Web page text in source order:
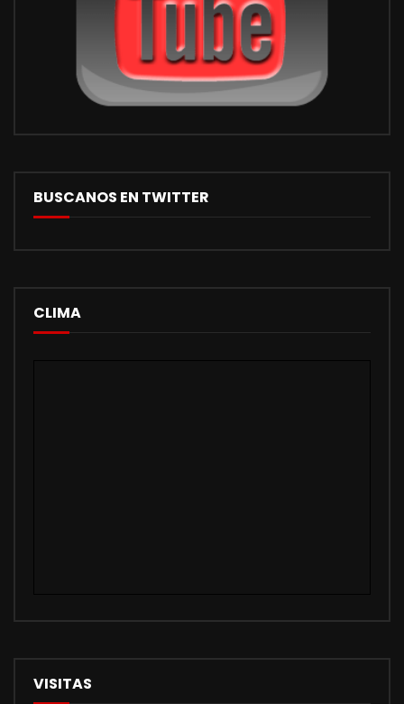
https://utpba.org/beneficios/
BUSCANOS EN TWITTER
CLIMA
VISITAS